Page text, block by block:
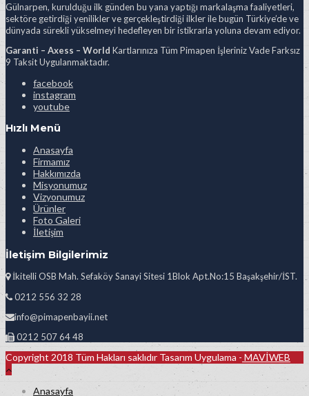
Gülnarpen, kurulduğu ilk günden bu yana yaptığı markalaşma faaliyetleri,
sektöre getirdiği yenilikler ve gerçekleştirdiği ilkler ile bugün Türkiye’de ve
dünyada sürekli yükselmeyi hedefleyen bir istikrarla yoluna devam ediyor.
Garanti – Axess – World Kartlarınıza Tüm Pimapen İşleriniz Vade Farksız
9 Taksit Uygulanmaktadır.
facebook
instagram
youtube
Hızlı Menü
Anasayfa
Firmamız
Hakkımızda
Misyonumuz
Vizyonumuz
Ürünler
Foto Galeri
İletişim
İletişim Bilgilerimiz
İkitelli OSB Mah. Sefaköy Sanayi Sitesi 1Blok Apt.No:15 Başakşehir/İST.
0212 556 32 28
info@pimapenbayii.net
0212 507 64 48
Copyright 2018 Tüm Hakları saklıdır Tasarım Uygulama - MAVİWEB
Anasayfa